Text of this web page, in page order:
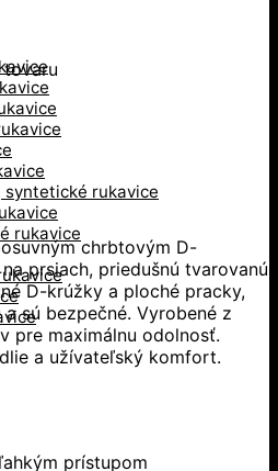
syntetické rukavice
rukavice
chrbtovým D-
prsiach, priedušnú tvarovanú
D-krúžky a ploché pracky,
sú bezpečné. Vyrobené z
pre maximálnu odolnosť.
a užívateľský komfort.
prístupom